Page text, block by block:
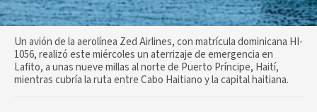
Un avión de la aerolínea Zed Airlines, con matrícula dominicana HI-
1056, realizó este miércoles un aterrizaje de emergencia en
Lafito, a unas nueve millas al norte de Puerto Príncipe, Haití,
mientras cubría la ruta entre Cabo Haitiano y la capital haitiana.